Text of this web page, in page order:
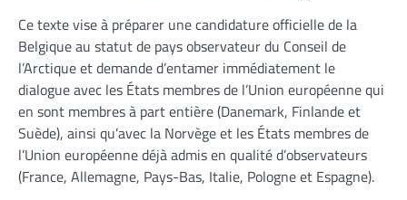
Ce texte vise à préparer une candidature officielle de la
Belgique au statut de pays observateur du Conseil de
l’Arctique et demande d’entamer immédiatement le
dialogue avec les États membres de l’Union européenne qui
en sont membres à part entière (Danemark, Finlande et
Suède), ainsi qu’avec la Norvège et les États membres de
l’Union européenne déjà admis en qualité d’observateurs
(France, Allemagne, Pays-Bas, Italie, Pologne et Espagne).